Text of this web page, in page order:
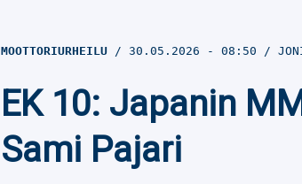
MOOTTORIURHEILU 30.05.2026 - 08:50
EK 10: Japanin
Sami Pajari